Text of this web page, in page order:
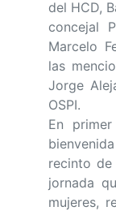
del HCD,
concejal
Marcelo
las
Jorge
OSPI.
En
recinto de
jornada
mujeres,